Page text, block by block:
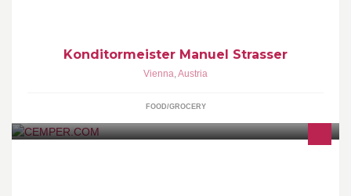
Konditormeister Manuel Strasser
Vienna,Austria
FOOD/GROCERY